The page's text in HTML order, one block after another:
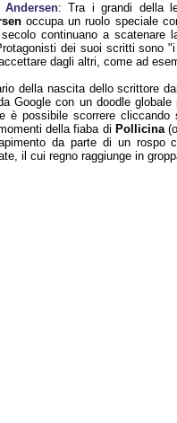
Andersen: Tra i grandi della
occupa un ruolo speciale
continuano a scatenare
dei suoi scritti sono
dagli altri, come ad
della nascita dello scrittore
Google con un doodle
è possibile scorrere
della fiaba di Pollicina(o
da parte di un rospo
il cui regno raggiunge in